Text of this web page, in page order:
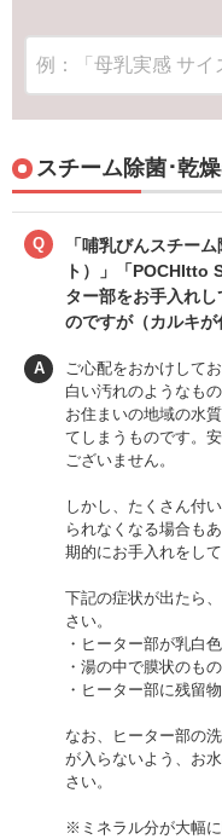
スチーム除菌･乾
Q
「哺乳びんスチー
ト）」「POCHItto​
ター部をお手入れ
のですが（カルキが
A
ご心配をおかけしてお
白い汚れのようなも
お住まいの地域の水
てしまうものです。
ございません。
しかし、たくさん付
られなくなる場合も
期的にお手入れをして
下記の症状が出たら
さい。
・ヒーター部が乳白
・湯の中で膜状のも
・ヒーター部に残留
なお、ヒーター部の
が入らないよう、お
さい。
※ミネラル分が大幅